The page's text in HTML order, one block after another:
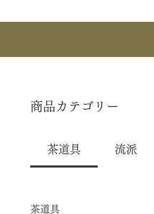
商品カテゴリー
茶道具 流派
茶道具